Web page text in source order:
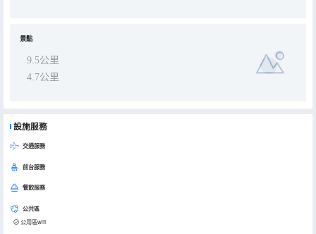
景點
9.5公里
4.7公里
設施服務
交通服務
前台服務
餐飲服務
公共區
公用區wifi